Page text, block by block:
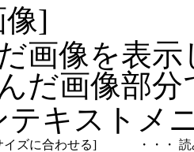
]
画像を表示
だ画像部
テキストメ
イズに合わせる] ・・・ 読